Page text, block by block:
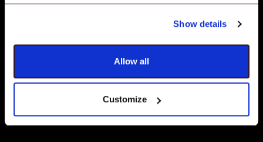
Show details
Allow all
Customize
Kolayca düzeltin ve raporlayın
Uyumsuz ayarları otomatik olarak düzeltin, denetime
hazır raporlar alın ve Windows filonuzun CIS referans
standartlarına uyduğundan emin olun.